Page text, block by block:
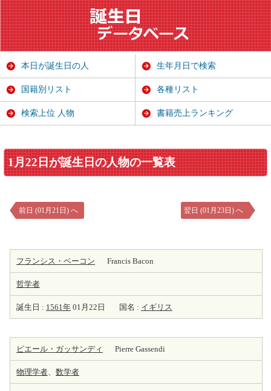
1月22日が誕生日の人物の一覧表
前日 (01月21日) へ 翌日 (01月23日) へ
フランシス・ベーコン Francis Bacon
哲学者
誕生日 : 1561年 01月22日 国名 : イギリス
ピエール・ガッサンディ Pierre Gassendi
物理学者、 数学者
本日が誕生日の人 生年月日で検索
国籍別リスト 各種リスト
検索上位 人物 書籍売上ランキング